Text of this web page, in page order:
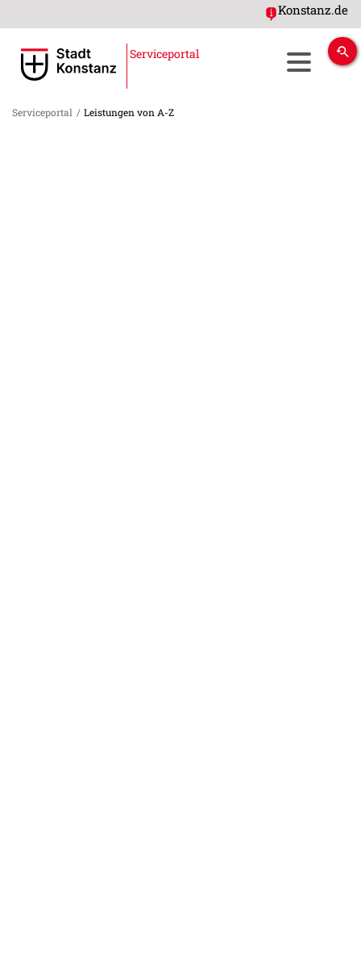
Konstanz.de
Serviceportal
Serviceportal / Leistungen von A-Z